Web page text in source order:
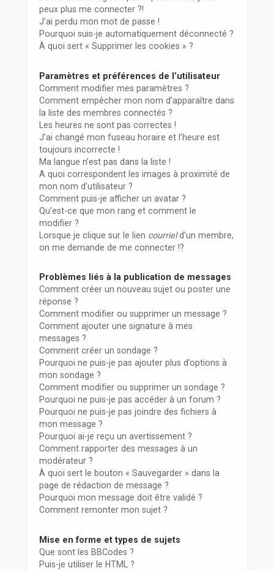
peux plus me connecter ?!
J’ai perdu mon mot de passe !
Pourquoi suis-je automatiquement déconnecté ?
À quoi sert « Supprimer les cookies » ?
Paramètres et préférences de l’utilisateur
Comment modifier mes paramètres ?
Comment empêcher mon nom d’apparaître dans
la liste des membres connectés ?
Les heures ne sont pas correctes !
J’ai changé mon fuseau horaire et l’heure est
toujours incorrecte !
Ma langue n’est pas dans la liste !
A quoi correspondent les images à proximité de
mon nom d’utilisateur ?
Comment puis-je afficher un avatar ?
Qu’est-ce que mon rang et comment le
modifier ?
Lorsque je clique sur le lien courrield’un membre,
on me demande de me connecter !?
Problèmes liés à la publication de messages
Comment créer un nouveau sujet ou poster une
réponse ?
Comment modifier ou supprimer un message ?
Comment ajouter une signature à mes
messages ?
Comment créer un sondage ?
Pourquoi ne puis-je pas ajouter plus d’options à
mon sondage ?
Comment modifier ou supprimer un sondage ?
Pourquoi ne puis-je pas accéder à un forum ?
Pourquoi ne puis-je pas joindre des fichiers à
mon message ?
Pourquoi ai-je reçu un avertissement ?
Comment rapporter des messages à un
modérateur ?
À quoi sert le bouton « Sauvegarder » dans la
page de rédaction de message ?
Pourquoi mon message doit être validé ?
Comment remonter mon sujet ?
Mise en forme et types de sujets
Que sont les BBCodes ?
Puis-je utiliser le HTML ?